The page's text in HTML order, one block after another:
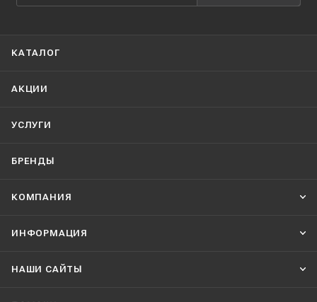
КАТАЛОГ
АКЦИИ
УСЛУГИ
БРЕНДЫ
КОМПАНИЯ
ИНФОРМАЦИЯ
НАШИ CАЙТЫ